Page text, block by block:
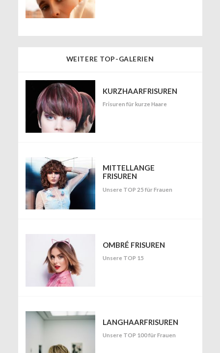
WEITERE TOP-GALERIEN
KURZHAARFRISUREN
Frisuren für kurze Haare
MITTELLANGE
FRISUREN
Unsere TOP 25 für Frauen
OMBRÉ FRISUREN
Unsere TOP 15
LANGHAARFRISUREN
Unsere TOP 100 für Frauen